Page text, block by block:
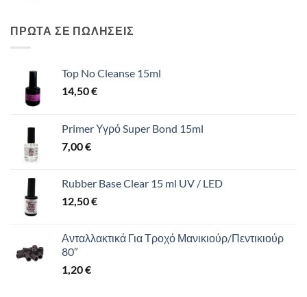
65,00 €.
ΠΡΩΤΑ ΣΕ ΠΩΛΗΣΕΙΣ
Top No Cleanse 15ml
14,50€
Primer Υγρό Super Bond 15ml
7,00€
Rubber Base Clear 15 ml UV / LED
12,50€
Ανταλλακτικά Για Τροχό Μανικιούρ/Πεντικιούρ
80″
1,20€